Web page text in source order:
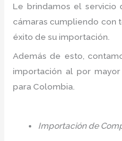
Le brindamos el
cámaras cumpliendo con
éxito de su importación.
Además de esto,
importación al por
para Colombia.
Importación de